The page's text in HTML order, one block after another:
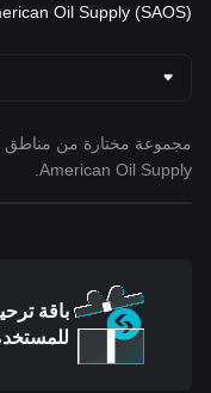
(SAOS) Strategic American Oil Supply في موقعك المفضل:
American Oil Supply.